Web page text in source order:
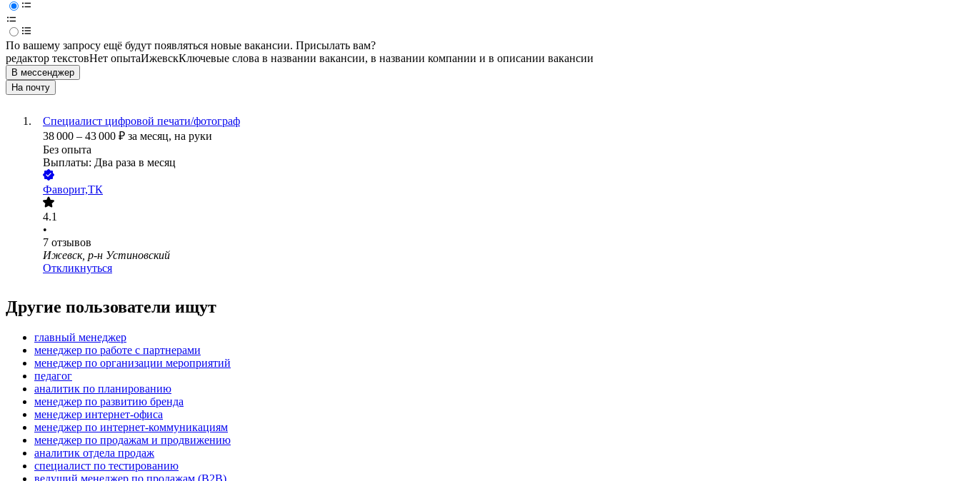
По вашему запросу ещё будут появляться новые вакансии. Присылать вам?
редактор текстовНет опытаИжевскКлючевые слова в названии вакансии, в названии компании и в описании вакансии
В мессенджер
На почту
Специалист цифровой печати/фотограф
38 000 – 43 000 ₽ за месяц, на руки
Без опыта
Выплаты: Два раза в месяц
Фаворит,ТК
4.1
•
7 отзывов
Ижевск, р-н Устиновский
Откликнуться
Другие пользователи ищут
главный менеджер
менеджер по работе с партнерами
менеджер по организации мероприятий
педагог
аналитик по планированию
менеджер по развитию бренда
менеджер интернет-офиса
менеджер по интернет-коммуникациям
менеджер по продажам и продвижению
аналитик отдела продаж
специалист по тестированию